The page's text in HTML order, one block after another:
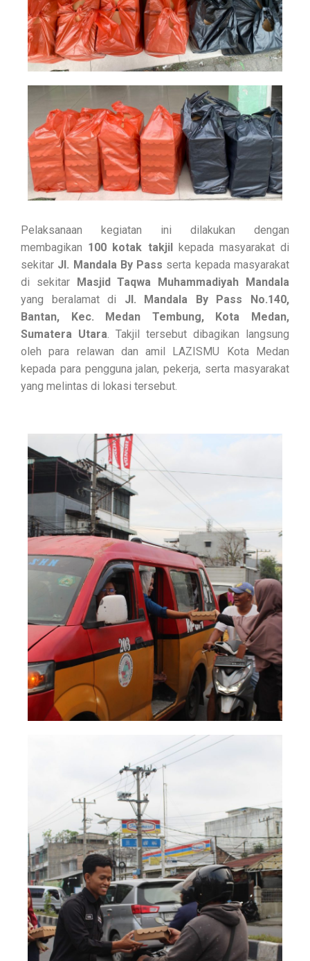
Pelaksanaan kegiatan ini dilakukan dengan
membagikan 100 kotak takjil
kepada masyarakat di
sekitar Jl. Mandala By Pass serta kepada masyarakat
di sekitar
Masjid Taqwa Muhammadiyah Mandala
yang beralamat di Jl. Mandala By Pass No.140,
Bantan, Kec. Medan Tembung, Kota Medan,
Sumatera Utara. Takjil tersebut dibagikan langsung
oleh para relawan dan amil LAZISMU Kota Medan
kepada para pengguna jalan, pekerja, serta masyarakat
yang melintas di lokasi tersebut.